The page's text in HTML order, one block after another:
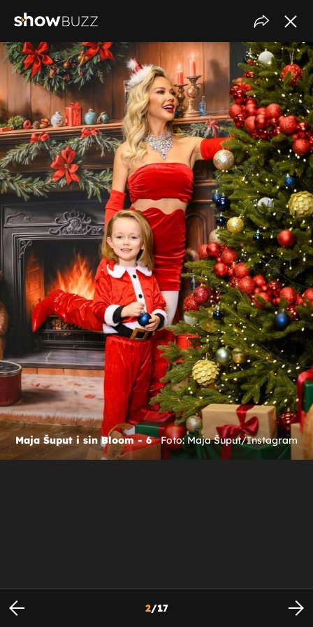
Maja Šuput i sin Bloom - 6 Foto: Maja Šuput/Instagram
2/17